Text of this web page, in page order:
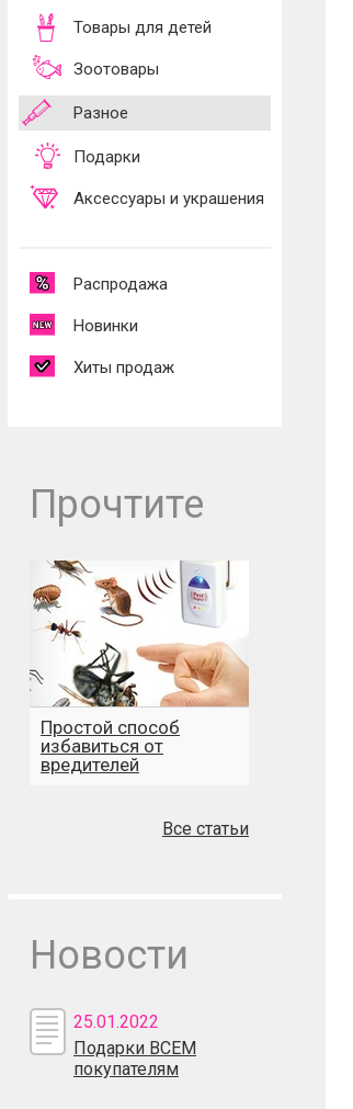
Товары для детей
Зоотовары
Разное
Подарки
Аксессуары и украшения
Распродажа
Новинки
Хиты продаж
Прочтите
Простой способ
избавиться от
вредителей
Все статьи
Новости
25.01.2022
Подарки ВСЕМ
покупателям